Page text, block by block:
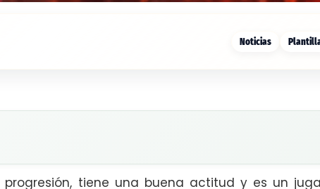
Noticias
tiene una buena actitud y es un